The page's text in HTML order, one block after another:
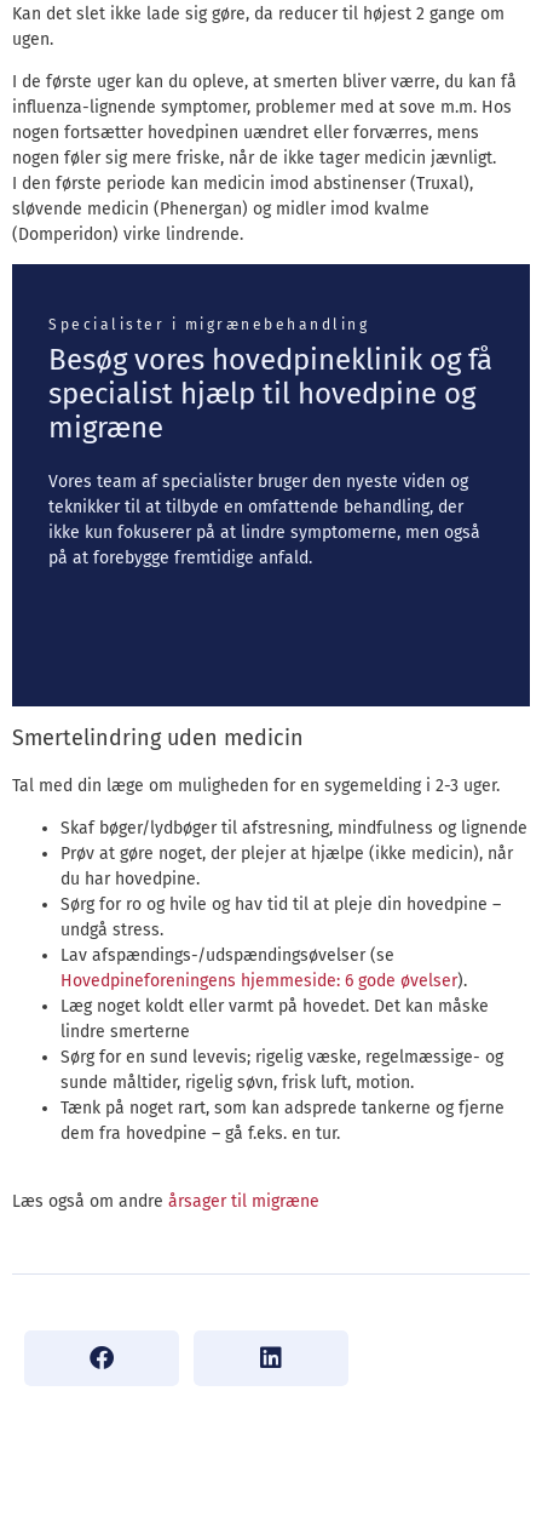
Kan det slet ikke lade sig gøre, da reducer til højest 2 gange om
ugen.
I de første uger kan du opleve, at smerten bliver værre, du kan få
influenza-lignende symptomer, problemer med at sove m.m. Hos
nogen fortsætter hovedpinen uændret eller forværres, mens
nogen føler sig mere friske, når de ikke tager medicin jævnligt.
I den første periode kan medicin imod abstinenser (Truxal),
sløvende medicin (Phenergan) og midler imod kvalme
(Domperidon) virke lindrende.
Specialister i migrænebehandling
Besøg vores hovedpineklinik og få
specialist hjælp til hovedpine og
migræne
Vores team af specialister bruger den nyeste viden og
teknikker til at tilbyde en omfattende behandling, der
ikke kun fokuserer på at lindre symptomerne, men også
på at forebygge fremtidige anfald.
Smertelindring uden medicin
Tal med din læge om muligheden for en sygemelding i 2-3 uger.
Skaf bøger/lydbøger til afstresning, mindfulness og lignende
Prøv at gøre noget, der plejer at hjælpe (ikke medicin), når
du har hovedpine.
Sørg for ro og hvile og hav tid til at pleje din hovedpine –
undgå stress.
Lav afspændings-/udspændingsøvelser (se
Hovedpineforeningens hjemmeside: 6 gode øvelser).
Læg noget koldt eller varmt på hovedet. Det kan måske
lindre smerterne
Sørg for en sund levevis; rigelig væske, regelmæssige- og
sunde måltider, rigelig søvn, frisk luft, motion.
Tænk på noget rart, som kan adsprede tankerne og fjerne
dem fra hovedpine – gå f.eks. en tur.
Læs også om andre årsager til migræne